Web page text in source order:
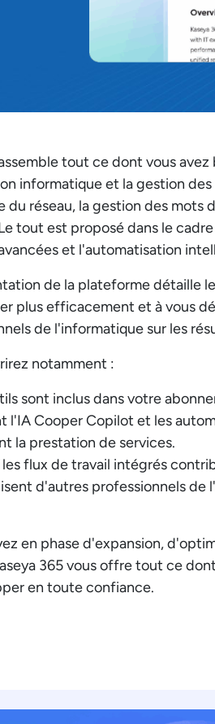
tout ce dont vous
informatique et la gestion des
du réseau, la gestion des mots
tout est proposé dans le
et l'automatisation
de la plateforme détaille
plus efficacement et à vous
de l'informatique sur les
notamment :
sont inclus dans votre
l'IA Cooper Copilot et les
la prestation de services.
les flux de travail intégrés
d'autres professionnels de
en phase d'expansion,
365 vous offre tout ce
en toute confiance.